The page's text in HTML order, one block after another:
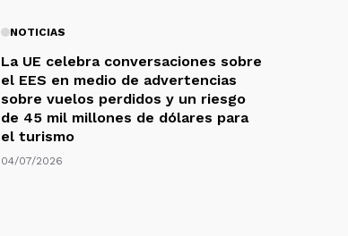
NOTICIAS
La UE celebra conversaciones sobre
el EES en medio de advertencias
sobre vuelos perdidos y un riesgo
de 45 mil millones de dólares para
el turismo
04/07/2026